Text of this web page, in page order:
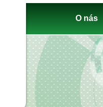
O nás